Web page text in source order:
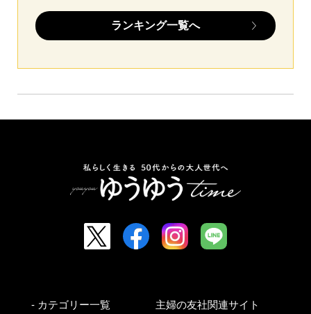
ランキング一覧へ
- カテゴリー一覧 主婦の友社関連サイト